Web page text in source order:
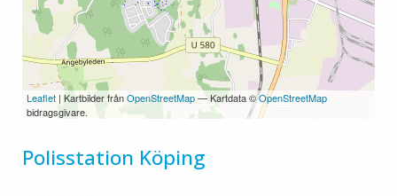
Leaflet | Kartbilder frånOpenStreetMap— Kartdata ©OpenStreetMap
bidragsgivare.
Polisstation Köping